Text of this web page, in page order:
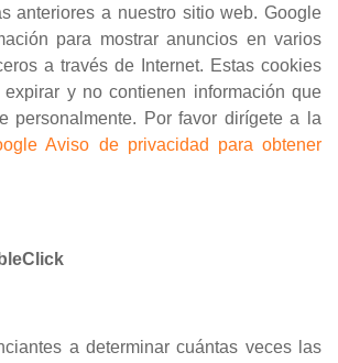
anteriores a nuestro sitio web. Google
para mostrar anuncios en varios
a través de Internet. Estas cookies
y no contienen información que
personalmente. Por favor dirígete a la
Aviso de privacidad para obtener
a determinar cuántas veces las